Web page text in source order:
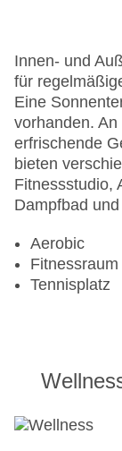
Innen- und
für
Eine
vorhanden.
erfrischende
bieten
Fitnessstudio,
Dampfbad
Aerobic
Fitnessraum
Tennisplatz